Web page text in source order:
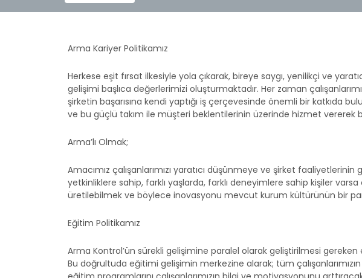
Arma Kariyer Politikamız
Herkese eşit fırsat ilkesiyle yola çıkarak, bireye saygı, yenilikçi ve
gelişimi başlıca değerlerimizi oluşturmaktadır. Her zaman
şirketin başarısına kendi yaptığı iş çerçevesinde önemli bir katkıda
ve bu güçlü takım ile müşteri beklentilerinin üzerinde hizmet vererek
Arma’lı Olmak;
Amacımız çalışanlarımızı yaratıcı düşünmeye ve şirket
yetkinliklere sahip, farklı yaşlarda, farklı deneyimlere sahip kişiler
üretilebilmek ve böylece inovasyonu mevcut kurum kültürünün bir
Eğitim Politikamız
Arma Kontrol’ün sürekli gelişimine paralel olarak geliştirilmesi gereken
Bu doğrultuda eğitimi gelişimin merkezine alarak; tüm